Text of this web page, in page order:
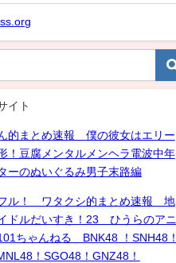
イト
的まとめ速報 僕の彼女はエリー
！豆腐メンタルメンヘラ電波中年
ーのぬいぐるみ男子末路編
ル！ ワタクシ的まとめ速報 地
ドルだいすき！23 ひうらのアニ
ちゃんねる BNK48 ！SNH48！
！SGO48！GNZ48！